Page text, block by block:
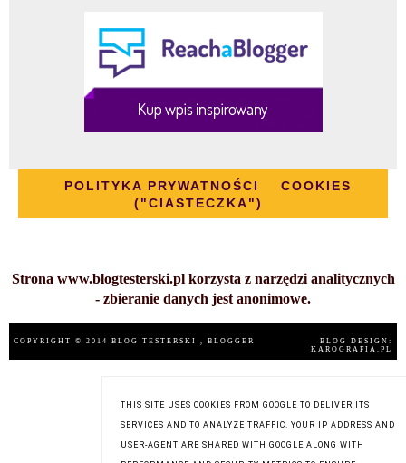
POLITYKA PRYWATNOŚCI
COOKIES
("CIASTECZKA")
Strona www.blogtesterski.pl korzysta z narzędzi analitycznych
- zbieranie danych jest anonimowe.
COPYRIGHT © 2014 BLOG TESTERSKI , BLOGGER
BLOG DESIGN:
KAROGRAFIA.PL
THIS SITE USES COOKIES FROM GOOGLE TO DELIVER ITS
SERVICES AND TO ANALYZE TRAFFIC. YOUR IP ADDRESS AND
USER-AGENT ARE SHARED WITH GOOGLE ALONG WITH